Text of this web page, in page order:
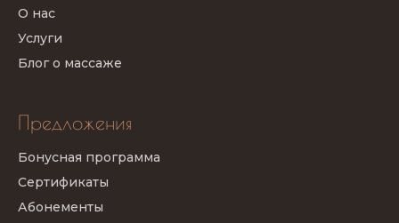
Предложения
О нас
Услуги
Блог о массаже
Бонусная программа
Сертификаты
Абонементы